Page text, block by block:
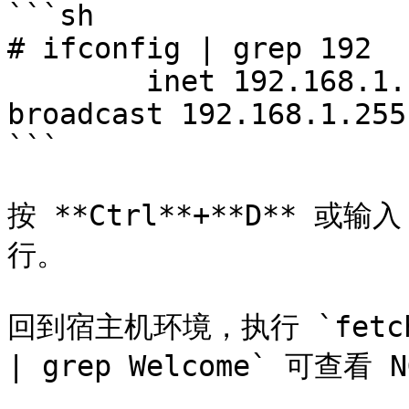
```sh
# ifconfig | grep 192
broadcast 192.168.1.255
```
按 **Ctrl**+**D** 或输
行。
回到宿主机环境，执行
| grep Welcome` 可查看